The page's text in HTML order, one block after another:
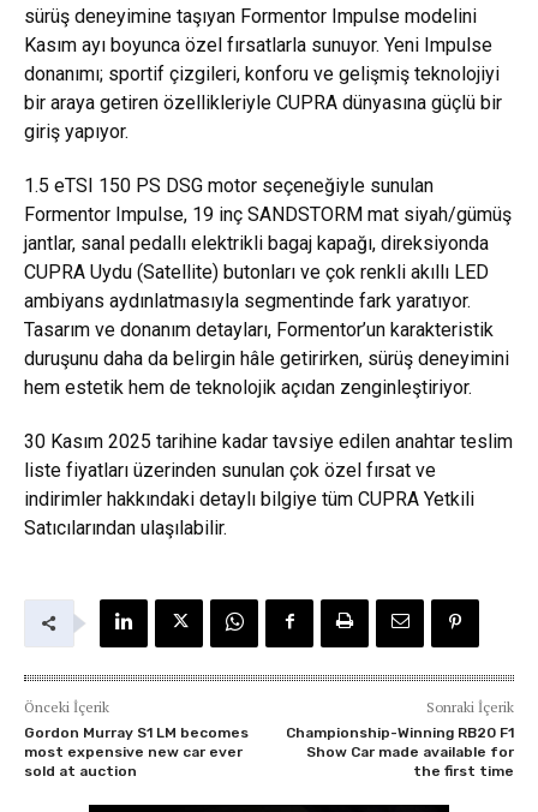
sürüş deneyimine taşıyan Formentor Impulse modelini
Kasım ayı boyunca özel fırsatlarla sunuyor. Yeni Impulse
donanımı; sportif çizgileri, konforu ve gelişmiş teknolojiyi
bir araya getiren özellikleriyle CUPRA dünyasına güçlü bir
giriş yapıyor.
1.5 eTSI 150 PS DSG motor seçeneğiyle sunulan
Formentor Impulse, 19 inç SANDSTORM mat siyah/gümüş
jantlar, sanal pedallı elektrikli bagaj kapağı, direksiyonda
CUPRA Uydu (Satellite) butonları ve çok renkli akıllı LED
ambiyans aydınlatmasıyla segmentinde fark yaratıyor.
Tasarım ve donanım detayları, Formentor’un karakteristik
duruşunu daha da belirgin hâle getirirken, sürüş deneyimini
hem estetik hem de teknolojik açıdan zenginleştiriyor.
30 Kasım 2025 tarihine kadar tavsiye edilen anahtar teslim
liste fiyatları üzerinden sunulan çok özel fırsat ve
indirimler hakkındaki detaylı bilgiye tüm CUPRA Yetkili
Satıcılarından ulaşılabilir.
Önceki İçerik
Gordon Murray S1 LM becomes
most expensive new car ever
sold at auction
Sonraki İçerik
Championship-Winning RB20 F1
Show Car made available for
the first time